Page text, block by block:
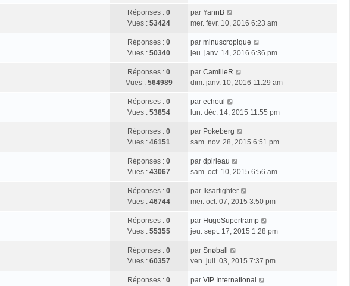
Réponses : 0
Vues : 53424
par YannB
mer. févr. 10, 2016 6:23 am
Réponses : 0
Vues : 50340
par minuscropique
jeu. janv. 14, 2016 6:36 pm
Réponses : 0
Vues : 564989
par CamilleR
dim. janv. 10, 2016 11:29 am
Réponses : 0
Vues : 53854
par echoul
lun. déc. 14, 2015 11:55 pm
Réponses : 0
Vues : 46151
par Pokeberg
sam. nov. 28, 2015 6:51 pm
Réponses : 0
Vues : 43067
par dpirleau
sam. oct. 10, 2015 6:56 am
Réponses : 0
Vues : 46744
par Iksarfighter
mer. oct. 07, 2015 3:50 pm
Réponses : 0
Vues : 55355
par HugoSupertramp
jeu. sept. 17, 2015 1:28 pm
Réponses : 0
Vues : 60357
par Snøball
ven. juil. 03, 2015 7:37 pm
Réponses : 0
par VIP International